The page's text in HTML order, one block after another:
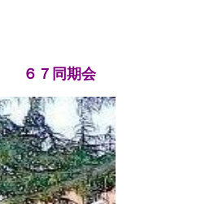
６７同期会